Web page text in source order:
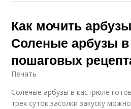
Как мочить
Соленые арбузы
пошаговых
Печать
Соленые арбузы в кастрюле
трех суток засолки закуску